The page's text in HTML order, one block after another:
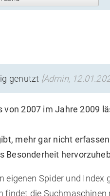
genutzt [Admin,
von 2007 im Jahre 2009
mehr gar nicht
Besonderheit
eigenen Spider und Index
findet die Suchmaschinen